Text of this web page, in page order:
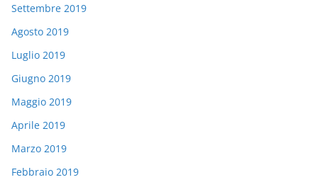
Settembre 2019
Agosto 2019
Luglio 2019
Giugno 2019
Maggio 2019
Aprile 2019
Marzo 2019
Febbraio 2019